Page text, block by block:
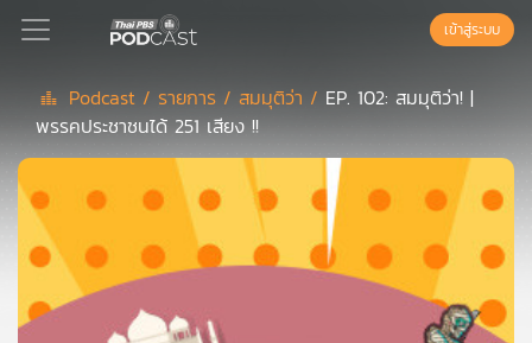
Podcast
เพล
ย์
ลิ
สต์
แนะนำ
เข้าสู่ระบบ
Podcast / รายการ /สมมุติว่า / EP. 102: สมมุติว่า! |
พรรคประชาชนได้ 251 เสียง !!